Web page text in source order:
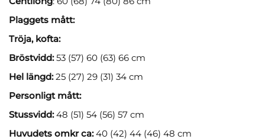
Plaggets mått:
Tröja, kofta:
Bröstvidd:53 (57) 60 (63) 66 cm
Hel längd:25 (27) 29 (31) 34 cm
Personligt mått:
Stussvidd:48 (51) 54 (56) 57 cm
Huvudets omkr ca:40 (42) 44 (46) 48 cm